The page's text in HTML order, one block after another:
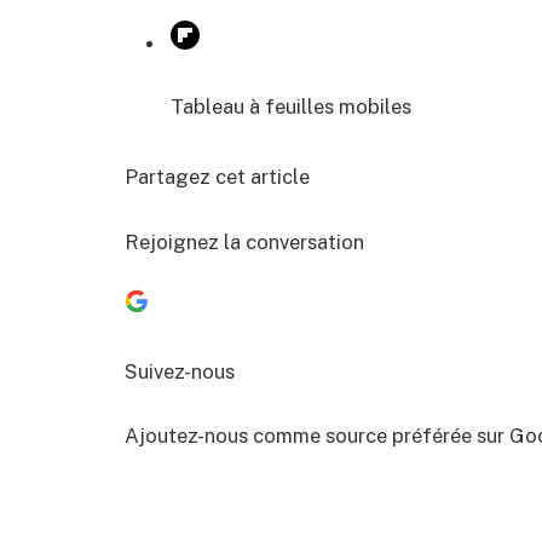
Tableau à feuilles mobiles
Partagez cet article
Rejoignez la conversation
Suivez-nous
Ajoutez-nous comme source préférée sur